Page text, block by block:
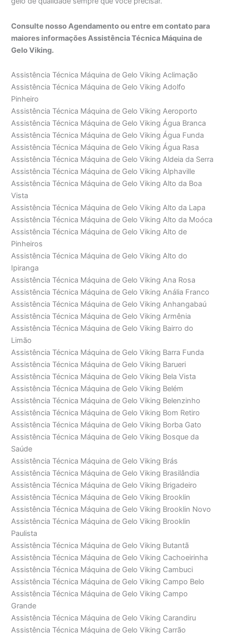
Consulte nosso Agendamento ou entre em contato para
maiores informações Assistência Técnica Máquina de
Gelo Viking.
Assistência Técnica Máquina de Gelo Viking Aclimação
Assistência Técnica Máquina de Gelo Viking Adolfo
Pinheiro
Assistência Técnica Máquina de Gelo Viking Aeroporto
Assistência Técnica Máquina de Gelo Viking Água Branca
Assistência Técnica Máquina de Gelo Viking Água Funda
Assistência Técnica Máquina de Gelo Viking Água Rasa
Assistência Técnica Máquina de Gelo Viking Aldeia da Serra
Assistência Técnica Máquina de Gelo Viking Alphaville
Assistência Técnica Máquina de Gelo Viking Alto da Boa
Vista
Assistência Técnica Máquina de Gelo Viking Alto da Lapa
Assistência Técnica Máquina de Gelo Viking Alto da Moóca
Assistência Técnica Máquina de Gelo Viking Alto de
Pinheiros
Assistência Técnica Máquina de Gelo Viking Alto do
Ipiranga
Assistência Técnica Máquina de Gelo Viking Ana Rosa
Assistência Técnica Máquina de Gelo Viking Anália Franco
Assistência Técnica Máquina de Gelo Viking Anhangabaú
Assistência Técnica Máquina de Gelo Viking Armênia
Assistência Técnica Máquina de Gelo Viking Bairro do
Limão
Assistência Técnica Máquina de Gelo Viking Barra Funda
Assistência Técnica Máquina de Gelo Viking Barueri
Assistência Técnica Máquina de Gelo Viking Bela Vista
Assistência Técnica Máquina de Gelo Viking Belém
Assistência Técnica Máquina de Gelo Viking Belenzinho
Assistência Técnica Máquina de Gelo Viking Bom Retiro
Assistência Técnica Máquina de Gelo Viking Borba Gato
Assistência Técnica Máquina de Gelo Viking Bosque da
Saúde
Assistência Técnica Máquina de Gelo Viking Brás
Assistência Técnica Máquina de Gelo Viking Brasilândia
Assistência Técnica Máquina de Gelo Viking Brigadeiro
Assistência Técnica Máquina de Gelo Viking Brooklin
Assistência Técnica Máquina de Gelo Viking Brooklin Novo
Assistência Técnica Máquina de Gelo Viking Brooklin
Paulista
Assistência Técnica Máquina de Gelo Viking Butantã
Assistência Técnica Máquina de Gelo Viking Cachoeirinha
Assistência Técnica Máquina de Gelo Viking Cambuci
Assistência Técnica Máquina de Gelo Viking Campo Belo
Assistência Técnica Máquina de Gelo Viking Campo
Grande
Assistência Técnica Máquina de Gelo Viking Carandiru
Assistência Técnica Máquina de Gelo Viking Carrão